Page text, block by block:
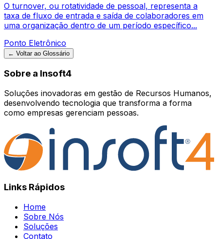
O turnover, ou rotatividade de pessoal, representa a
taxa de fluxo de entrada e saída de colaboradores em
uma organização dentro de um período específico...
Ponto Eletrônico
← Voltar ao Glossário
Sobre a Insoft4
Soluções inovadoras em gestão de Recursos Humanos,
desenvolvendo tecnologia que transforma a forma
como empresas gerenciam pessoas.
Links Rápidos
Home
Sobre Nós
Soluções
Contato